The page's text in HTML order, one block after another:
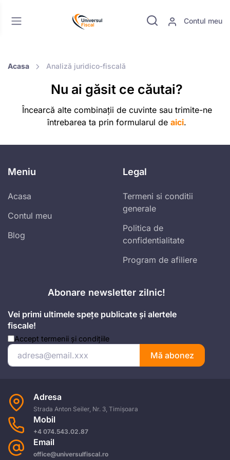
Contul meu
Acasa Analiză juridico-fiscală
Nu ai găsit ce căutai?
Încearcă alte combinații de cuvinte sau trimite-ne
întrebarea ta prin formularul de aici.
Meniu
Acasa
Contul meu
Blog
Legal
Termeni si conditii
generale
Politica de
confidentialitate
Program de afiliere
Abonare newsletter zilnic!
Vei primi ultimele spețe publicate și alertele
fiscale!
Accept termenii și condițiile
Mă abonez
Adresa
Strada Anton Seiler, Nr. 3, Timișoara
Mobil
+4 074.543.02.87
Email
office@universulfiscal.ro